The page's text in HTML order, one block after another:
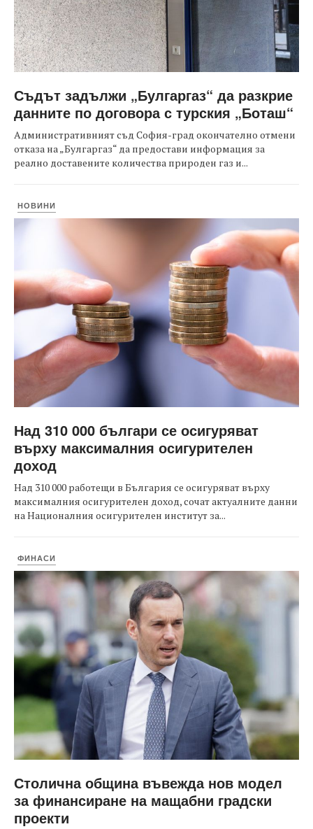
Съдът задължи „Булгаргаз“ да разкрие
данните по договора с турския „Боташ“
Административният съд София-град окончателно отмени
отказа на „Булгаргаз“ да предостави информация за
реално доставените количества природен газ и...
НОВИНИ
Над 310 000 българи се осигуряват
върху максималния осигурителен
доход
Над 310 000 работещи в България се осигуряват върху
максималния осигурителен доход, сочат актуалните данни
на Националния осигурителен институт за...
ФИНАСИ
Столична община въвежда нов модел
за финансиране на мащабни градски
проекти